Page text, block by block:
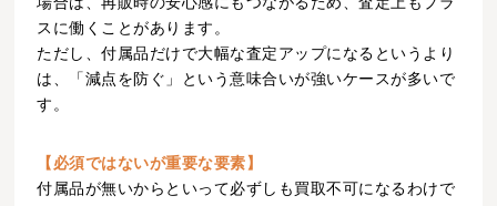
スに働くことがあります。
ただし、付属品だけで大幅な査定アップになるというより
は、「減点を防ぐ」という意味合いが強いケースが多いで
す。
【必須ではないが重要な要素】
付属品が無いからといって必ずしも買取不可になるわけで